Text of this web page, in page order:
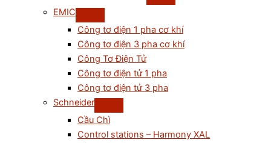
EMIC
Công tơ điện 1 pha cơ khí
Công tơ điện 3 pha cơ khí
Công Tơ Điện Tử
Công tơ điện tử 1 pha
Công tơ điện tử 3 pha
Schneider
Cầu Chì
Control stations – Harmony XAL